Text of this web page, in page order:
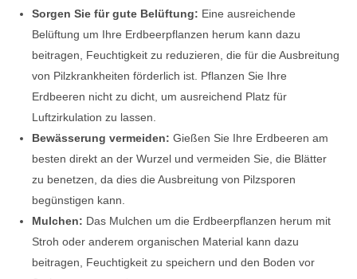
Sorgen Sie für gute Belüftung: Eine ausreichende
Belüftung um Ihre Erdbeerpflanzen herum kann dazu
beitragen, Feuchtigkeit zu reduzieren, die für die Ausbreitung
von Pilzkrankheiten förderlich ist. Pflanzen Sie Ihre
Erdbeeren nicht zu dicht, um ausreichend Platz für
Luftzirkulation zu lassen.
Bewässerung vermeiden: Gießen Sie Ihre Erdbeeren am
besten direkt an der Wurzel und vermeiden Sie, die Blätter
zu benetzen, da dies die Ausbreitung von Pilzsporen
begünstigen kann.
Mulchen: Das Mulchen um die Erdbeerpflanzen herum mit
Stroh oder anderem organischen Material kann dazu
beitragen, Feuchtigkeit zu speichern und den Boden vor